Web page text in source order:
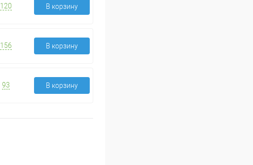
120 В корзину
156 В корзину
93 В корзину